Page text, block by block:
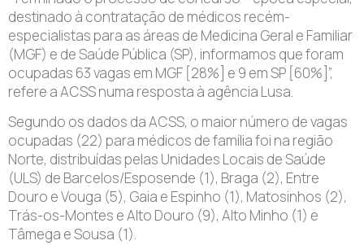
destinado à contratação de médicos recém-
especialistas para as áreas de Medicina Geral e Familiar
(MGF) e de Saúde Pública (SP), informamos que foram
ocupadas 63 vagas em MGF [28%] e 9 em SP [60%]”,
refere a ACSS numa resposta à agência Lusa.
Segundo os dados da ACSS, o maior número de vagas
ocupadas (22) para médicos de família foi na região
Norte, distribuídas pelas Unidades Locais de Saúde
(ULS) de Barcelos/Esposende (1), Braga (2), Entre
Douro e Vouga (5), Gaia e Espinho (1), Matosinhos (2),
Trás-os-Montes e Alto Douro (9), Alto Minho (1) e
Tâmega e Sousa (1).